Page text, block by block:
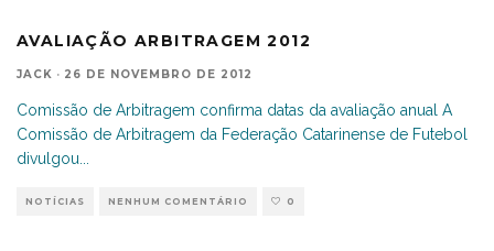
AVALIAÇÃO ARBITRAGEM 2012
JACK · 26 DE NOVEMBRO DE 2012
Comissão de Arbitragem confirma datas da avaliação anual A
Comissão de Arbitragem da Federação Catarinense de Futebol
divulgou...
NOTÍCIAS NENHUM COMENTÁRIO 0